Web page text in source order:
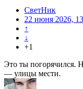
СветНик
22 июня 2026,
↑
↓
+1
Это ты погорячился.
— улицы мести.